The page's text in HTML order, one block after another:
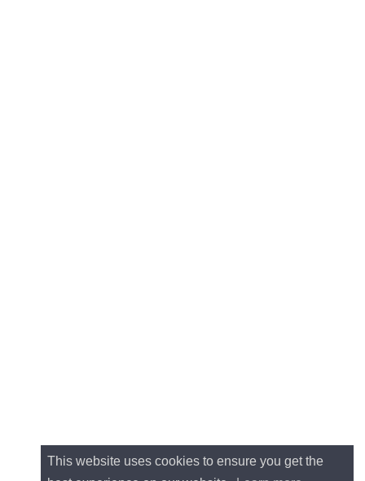
This website uses cookies to ensure you get the